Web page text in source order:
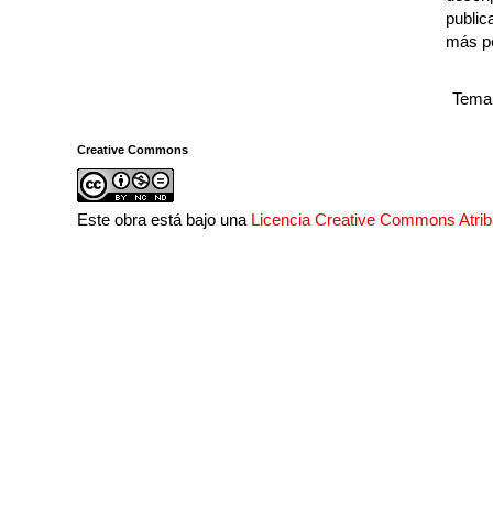
más
Creative Commons
Este obra está bajo una Licencia Creative Commons